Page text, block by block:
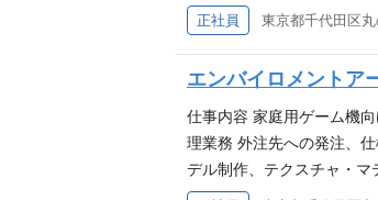
ラフィックス、UI、ネット
須スキル C++ を用いたゲ
を有すること パフォーマ
正社員 東京都千代田区
エンバイロメントア
仕事内容 家庭用ゲーム機
理業務 外注先への発注、
デル制作、テクスチャ・
のサポート 品質・パフォ